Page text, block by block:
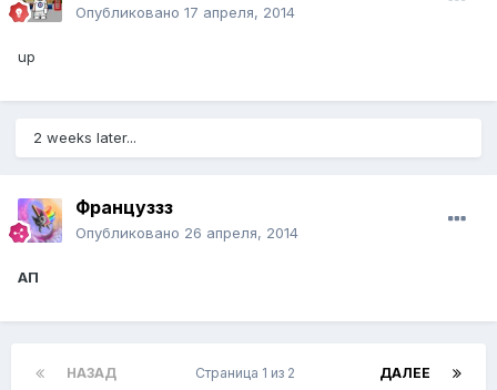
Опубликовано 17 апреля, 2014
up
2 weeks later...
Француззз
Опубликовано 26 апреля, 2014
АП
НАЗАД ДАЛЕЕ
Страница 1 из 2